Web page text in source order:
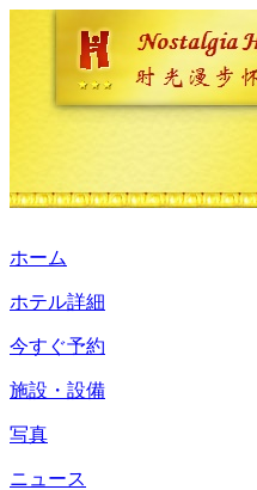
ホーム
ホテル詳細
今すぐ予約
施設・設備
写真
ニュース